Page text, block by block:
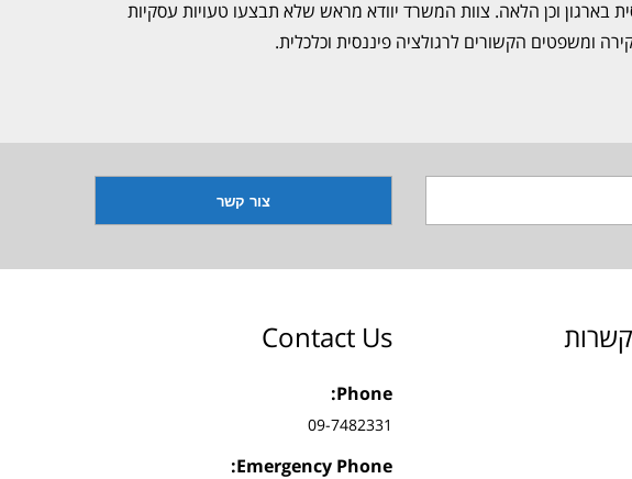
בארגון וכן הלאה. צוות המשרד יוודא מראש שלא תבצעו טעויות עסקיות
ומשפטים הקשורים לרגולציה פיננסית וכלכלית.
Contact Us
Phone:
09-7482331
Emergency Phone: